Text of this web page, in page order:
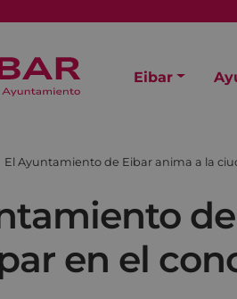
Eibar
El Ayuntamiento de Eibar anima a la
en el